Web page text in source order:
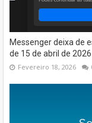
Messenger deixa de
de 15 de abril de 2026
Fevereiro 18, 2026